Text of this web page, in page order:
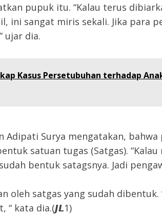
pupuk itu. “Kalau terus
ini sangat miris sekali. Jika para
ujar dia.
Kasus Persetubuhan terhadap
Adipati Surya mengatakan,
satuan tugas (Satgas).
bentuk satagsnya. Jadi
oleh satgas yang sudah dibentuk.
kata dia.(𝙅𝙇1)